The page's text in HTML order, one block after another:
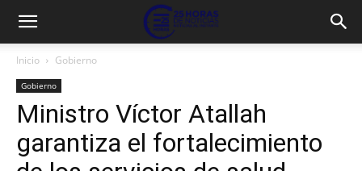
Inicio Gobierno
Gobierno
Ministro Víctor Atallah
garantiza el fortalecimiento